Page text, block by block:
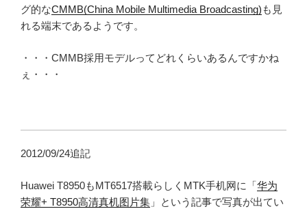
グ的なCMMB(China Mobile Multimedia Broadcasting) も見
れる端末であるようです。
・・・CMMB採用モデルってどれくらいあるんですかね
ぇ・・・
2012/09/24追記
Huawei T8950もMT6517搭載らしくMTK手机网に「华为
荣耀+ T8950高清真机图片集 」という記事で写真が出てい